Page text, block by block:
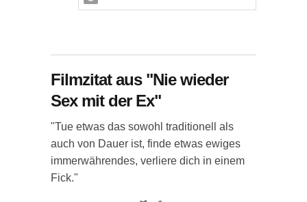
Filmzitat aus "Nie wieder
Sex mit der Ex"
"Tue etwas das sowohl traditionell als
auch von Dauer ist, finde etwas ewiges
immerwährendes, verliere dich in einem
Fick."